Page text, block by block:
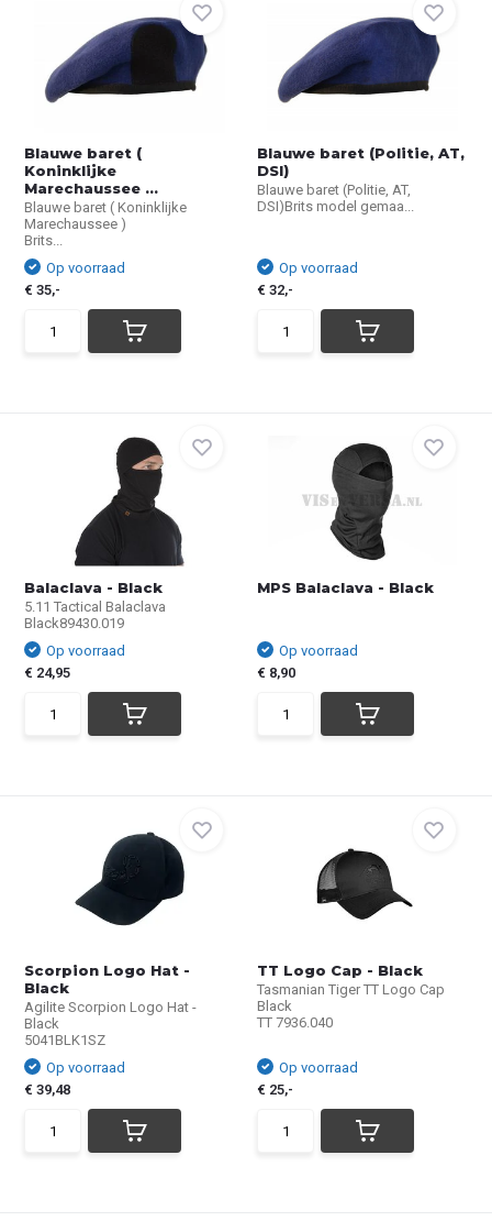
Blauwe baret (
Koninklijke
Marechaussee ...
Blauwe baret ( Koninklijke
Marechaussee )
Brits...
Op voorraad
€ 35,-
Blauwe baret (Politie, AT,
DSI)
Blauwe baret (Politie, AT,
DSI)Brits model gemaa...
Op voorraad
€ 32,-
Balaclava - Black
5.11 Tactical Balaclava
Black89430.019
Op voorraad
€ 24,95
MPS Balaclava - Black
Op voorraad
€ 8,90
Scorpion Logo Hat -
Black
Agilite Scorpion Logo Hat -
Black
5041BLK1SZ
Op voorraad
€ 39,48
TT Logo Cap - Black
Tasmanian Tiger TT Logo Cap
Black
TT 7936.040
Op voorraad
€ 25,-